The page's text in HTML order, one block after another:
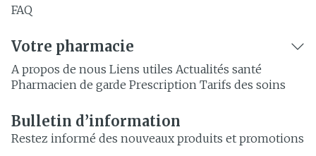
FAQ
Votre pharmacie
A propos de nous Liens utiles Actualités santé
Pharmacien de garde Prescription Tarifs des soins
Bulletin d’information
Restez informé des nouveaux produits et promotions